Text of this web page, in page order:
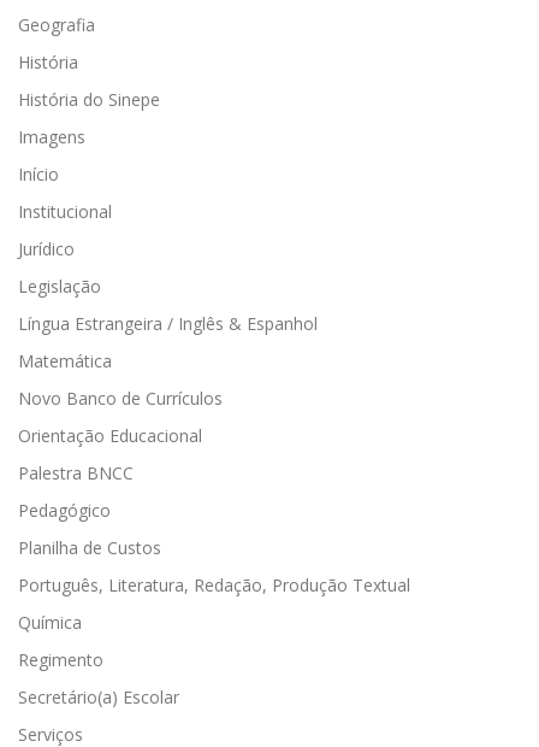
Geografia
História
História do Sinepe
Imagens
Início
Institucional
Jurídico
Legislação
Língua Estrangeira / Inglês & Espanhol
Matemática
Novo Banco de Currículos
Orientação Educacional
Palestra BNCC
Pedagógico
Planilha de Custos
Português, Literatura, Redação, Produção Textual
Química
Regimento
Secretário(a) Escolar
Serviços